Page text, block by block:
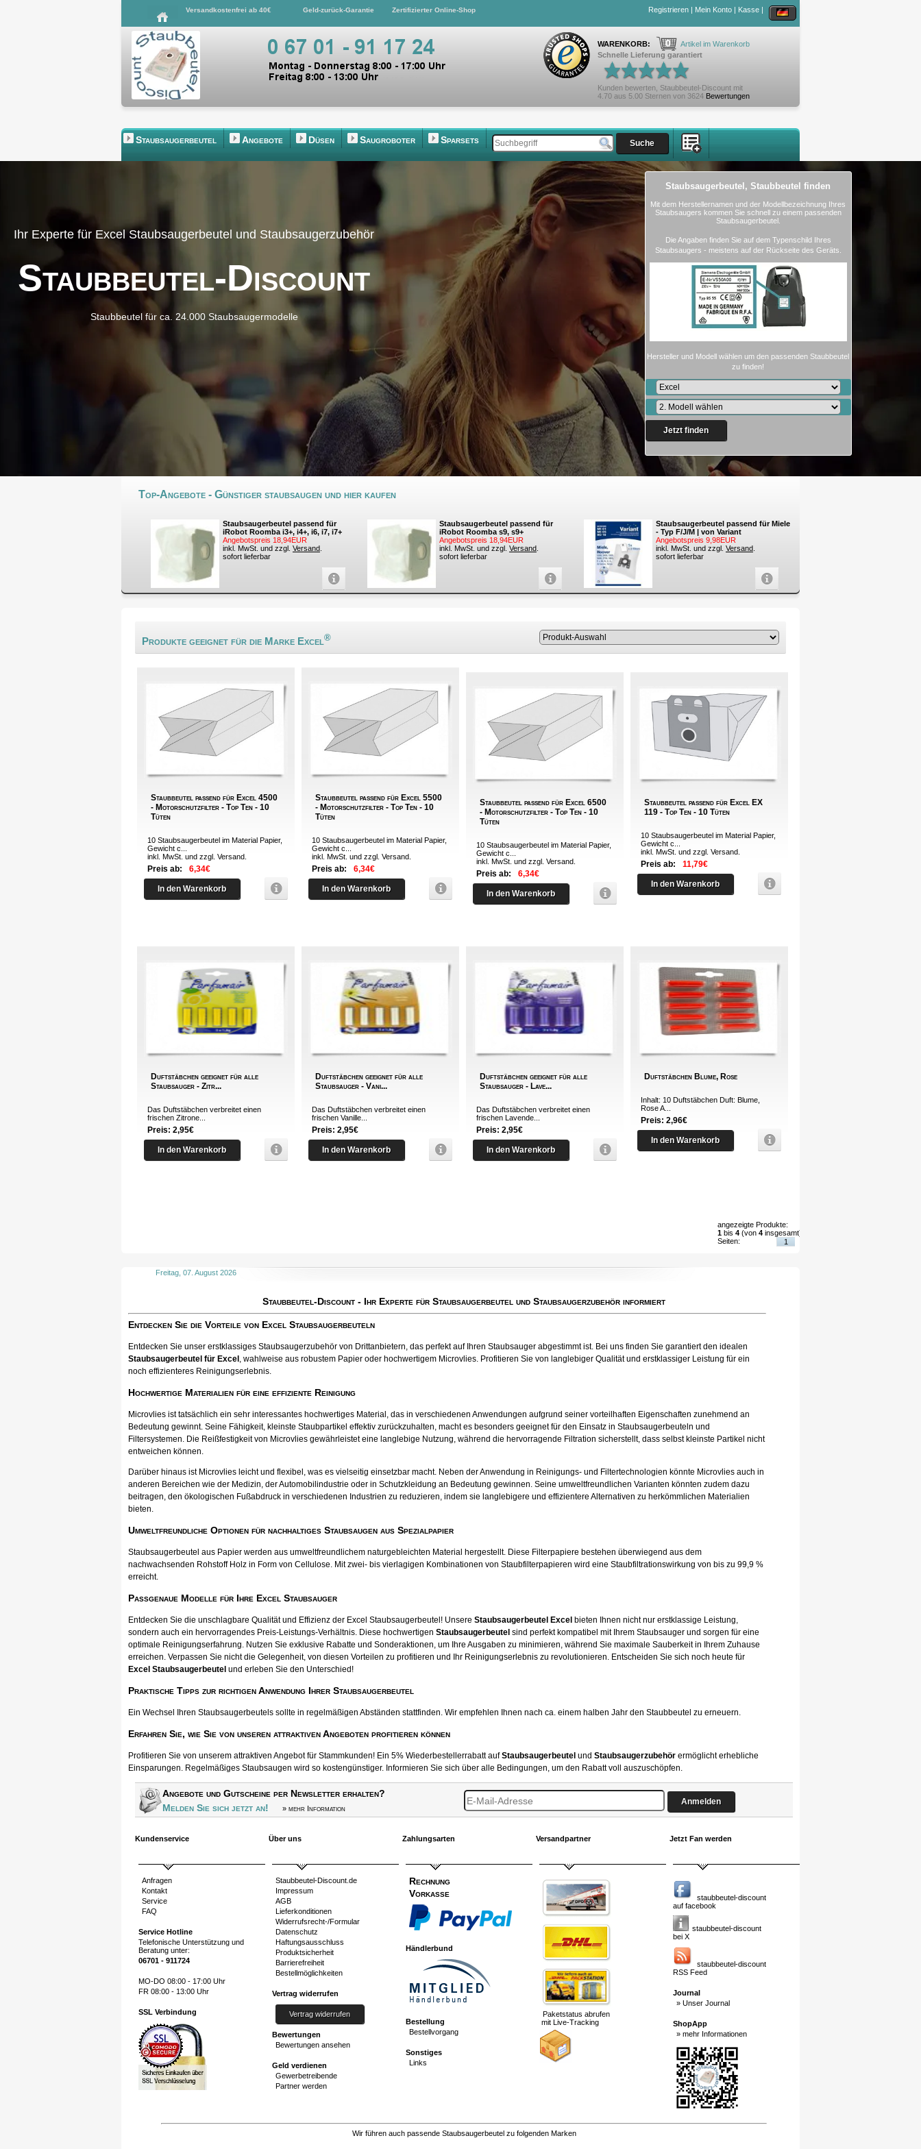
Versandkostenfrei ab 40€ Geld-zurück-Garantie Zertifizierter Online-Shop Registrieren | Mein Konto | Kasse |
WARENKORB: 0
Artikel im Warenkorb
Schnelle Lieferung garantiert
Kunden bewerten, Staubbeutel-Discount mit
4.70 aus 5.00 Sternen von 3624 Bewertungen
Staubsaugerbeutel Angebote Düsen Saugroboter Sparsets
Ihr Experte für Excel Staubsaugerbeutel und Staubsaugerzubehör
Staubbeutel-Discount
Staubbeutel für ca. 24.000 Staubsaugermodelle
Staubsaugerbeutel, Staubbeutel finden
Mit dem Herstellernamen und der Modellbezeichnung Ihres
Staubsaugers kommen Sie schnell zu einem passenden
Staubsaugerbeutel.
Die Angaben finden Sie auf dem Typenschild Ihres
Staubsaugers - meistens auf der Rückseite des Geräts.
Hersteller und Modell wählen um den passenden Staubbeutel
zu finden!
Jetzt finden
Top-Angebote - Günstiger staubsaugen und hier kaufen
Staubsaugerbeutel passend für
iRobot Roomba i3+, i4+, i6, i7, i7+
Angebotspreis 18,94EUR
inkl. MwSt. und zzgl. Versand
sofort lieferbar
Staubsaugerbeutel passend für
iRobot Roomba s9, s9+
Angebotspreis 18,94EUR
inkl. MwSt. und zzgl. Versand
sofort lieferbar
Staubsaugerbeutel passend für Miele
- Typ F/J/M | von Variant
Angebotspreis 9,98EUR
inkl. MwSt. und zzgl. Versand
sofort lieferbar
Produkte geeignet für die Marke Excel®
Staubbeutel passend für Excel 4500
- Motorschutzfilter - Top Ten - 10
Tüten
10 Staubsaugerbeutel im Material Papier,
Gewicht c...
inkl. MwSt. und zzgl. Versand
Preis ab: 6,34€
In den Warenkorb
Staubbeutel passend für Excel 5500
- Motorschutzfilter - Top Ten - 10
Tüten
10 Staubsaugerbeutel im Material Papier,
Gewicht c...
inkl. MwSt. und zzgl. Versand
Preis ab: 6,34€
In den Warenkorb
Staubbeutel passend für Excel 6500
- Motorschutzfilter - Top Ten - 10
Tüten
10 Staubsaugerbeutel im Material Papier,
Gewicht c...
inkl. MwSt. und zzgl. Versand
Preis ab: 6,34€
In den Warenkorb
Staubbeutel passend für Excel EX
119 - Top Ten - 10 Tüten
10 Staubsaugerbeutel im Material Papier,
Gewicht c...
inkl. MwSt. und zzgl. Versand
Preis ab: 11,79€
In den Warenkorb
Duftstäbchen geeignet für alle
Staubsauger - Zitr...
Das Duftstäbchen verbreitet einen
frischen Zitrone...
Preis: 2,95€
In den Warenkorb
Duftstäbchen geeignet für alle
Staubsauger - Vani...
Das Duftstäbchen verbreitet einen
frischen Vanille...
Preis: 2,95€
In den Warenkorb
Duftstäbchen geeignet für alle
Staubsauger - Lave...
Das Duftstäbchen verbreitet einen
frischen Lavende...
Preis: 2,95€
In den Warenkorb
Duftstäbchen Blume, Rose
Inhalt: 10 Duftstäbchen Duft: Blume,
Rose A...
Preis: 2,96€
In den Warenkorb
angezeigte Produkte:
1 bis 4 (von 4 insgesamt)
Seiten:
1
Freitag, 07. August 2026
Staubbeutel-Discount - Ihr Experte für Staubsaugerbeutel und Staubsaugerzubehör informiert
Entdecken Sie die Vorteile von Excel Staubsaugerbeuteln
Entdecken Sie unser erstklassiges Staubsaugerzubehör von Drittanbietern, das perfekt auf Ihren Staubsauger abgestimmt ist. Bei uns finden Sie garantiert den idealen
Staubsaugerbeutel für Excel , wahlweise aus robustem Papier oder hochwertigem Microvlies. Profitieren Sie von langlebiger Qualität und erstklassiger Leistung für ein
noch effizienteres Reinigungserlebnis.
Hochwertige Materialien für eine effiziente Reinigung
Microvlies ist tatsächlich ein sehr interessantes hochwertiges Material, das in verschiedenen Anwendungen aufgrund seiner vorteilhaften Eigenschaften zunehmend an
Bedeutung gewinnt. Seine Fähigkeit, kleinste Staubpartikel effektiv zurückzuhalten, macht es besonders geeignet für den Einsatz in Staubsaugerbeuteln und
Filtersystemen. Die Reißfestigkeit von Microvlies gewährleistet eine langlebige Nutzung, während die hervorragende Filtration sicherstellt, dass selbst kleinste Partikel nicht
entweichen können.
Darüber hinaus ist Microvlies leicht und flexibel, was es vielseitig einsetzbar macht. Neben der Anwendung in Reinigungs- und Filtertechnologien könnte Microvlies auch in
anderen Bereichen wie der Medizin, der Automobilindustrie oder in Schutzkleidung an Bedeutung gewinnen. Seine umweltfreundlichen Varianten könnten zudem dazu
beitragen, den ökologischen Fußabdruck in verschiedenen Industrien zu reduzieren, indem sie langlebigere und effizientere Alternativen zu herkömmlichen Materialien
bieten.
Umweltfreundliche Optionen für nachhaltiges Staubsaugen aus Spezialpapier
Staubsaugerbeutel aus Papier werden aus umweltfreundlichem naturgebleichten Material hergestellt. Diese Filterpapiere bestehen überwiegend aus dem
nachwachsenden Rohstoff Holz in Form von Cellulose. Mit zwei- bis vierlagigen Kombinationen von Staubfilterpapieren wird eine Staubfiltrationswirkung von bis zu 99,9 %
erreicht.
Passgenaue Modelle für Ihre Excel Staubsauger
Entdecken Sie die unschlagbare Qualität und Effizienz der Excel Staubsaugerbeutel! Unsere Staubsaugerbeutel Excel bieten Ihnen nicht nur erstklassige Leistung,
sondern auch ein hervorragendes Preis-Leistungs-Verhältnis. Diese hochwertigen Staubsaugerbeutel sind perfekt kompatibel mit Ihrem Staubsauger und sorgen für eine
optimale Reinigungserfahrung. Nutzen Sie exklusive Rabatte und Sonderaktionen, um Ihre Ausgaben zu minimieren, während Sie maximale Sauberkeit in Ihrem Zuhause
erreichen. Verpassen Sie nicht die Gelegenheit, von diesen Vorteilen zu profitieren und Ihr Reinigungserlebnis zu revolutionieren. Entscheiden Sie sich noch heute für
Excel Staubsaugerbeutel und erleben Sie den Unterschied!
Praktische Tipps zur richtigen Anwendung Ihrer Staubsaugerbeutel
Ein Wechsel Ihren Staubsaugerbeutels sollte in regelmäßigen Abständen stattfinden. Wir empfehlen Ihnen nach ca. einem halben Jahr den Staubbeutel zu erneuern.
Erfahren Sie, wie Sie von unseren attraktiven Angeboten profitieren können
Profitieren Sie von unserem attraktiven Angebot für Stammkunden! Ein 5% Wiederbestellerrabatt aufStaubsaugerbeutel und Staubsaugerzubehör ermöglicht erhebliche
Einsparungen. Regelmäßiges Staubsaugen wird so kostengünstiger. Informieren Sie sich über alle Bedingungen, um den Rabatt voll auszuschöpfen.
Angebote und Gutscheine per Newsletter erhalten?
Melden Sie sich jetzt an!
» mehr Information
Kundenservice
Anfragen
Kontakt
Service
FAQ
Service Hotline
Telefonische Unterstützung und
Beratung unter:
06701 - 911724
MO-DO 08:00 - 17:00 Uhr
FR 08:00 - 13:00 Uhr
SSL Verbindung
Über uns
Staubbeutel-Discount.de
Impressum
AGB
Lieferkonditionen
Widerrufsrecht-/Formular
Datenschutz
Haftungsausschluss
Produktsicherheit
Barrierefreiheit
Bestellmöglichkeiten
Vertrag widerrufen
Vertrag widerrufen
Bewertungen
Bewertungen ansehen
Geld verdienen
Gewerbetreibende
Partner werden
Zahlungsarten
Rechnung
Vorkasse
Händlerbund
Bestellung
Bestellvorgang
Sonstiges
Links
Versandpartner
Paketstatus abrufen
mit Live-Tracking
Jetzt Fan werden
staubbeutel-discount
auf facebook
staubbeutel-discount
bei X
staubbeutel-discount
RSS Feed
Journal
» Unser Journal
ShopApp
» mehr Informationen
Wir führen auch passende Staubsaugerbeutel zu folgenden Marken